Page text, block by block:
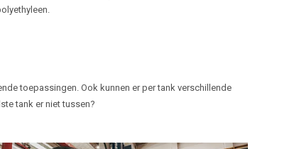
toepassingen. Ook kunnen er per tank verschillende
tank er niet tussen?